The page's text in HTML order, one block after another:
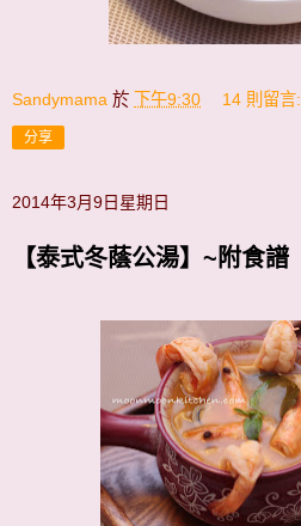
Sandymama 於 下午9:30 14 則留言:
分享
2014年3月9日星期日
【泰式冬蔭公湯】~附食譜